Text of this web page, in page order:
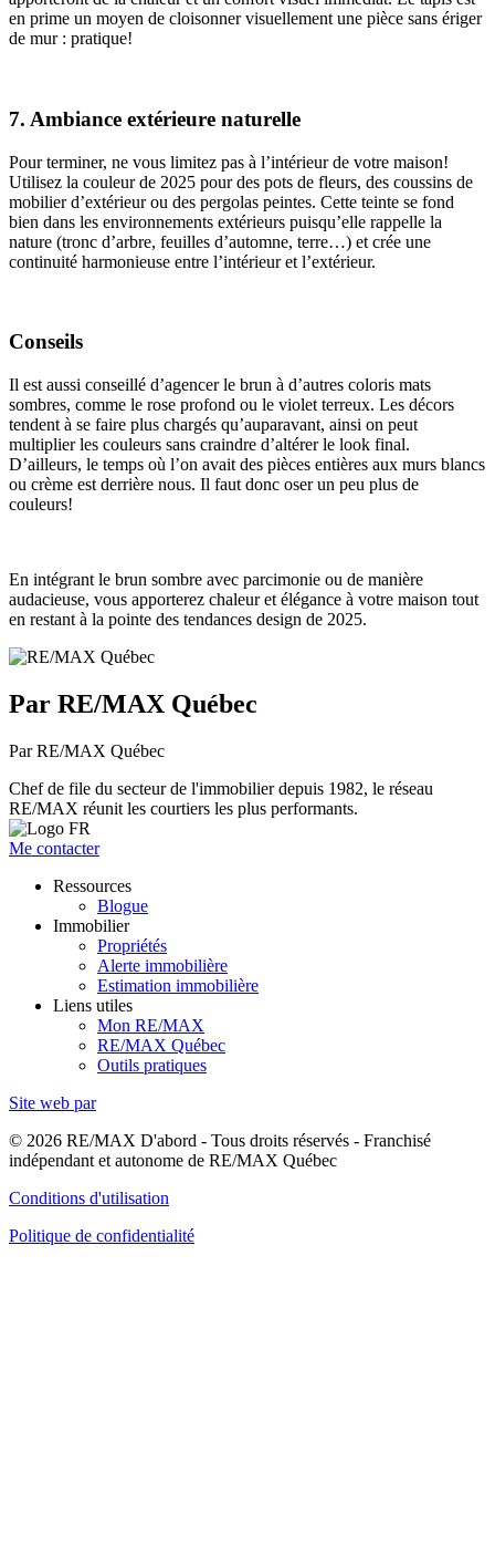
en prime un moyen de cloisonner visuellement une pièce sans ériger
de mur : pratique!
7. Ambiance extérieure naturelle
Pour terminer, ne vous limitez pas à l’intérieur de votre maison!
Utilisez la couleur de 2025 pour des pots de fleurs, des coussins de
mobilier d’extérieur ou des pergolas peintes. Cette teinte se fond
bien dans les environnements extérieurs puisqu’elle rappelle la
nature (tronc d’arbre, feuilles d’automne, terre…) et crée une
continuité harmonieuse entre l’intérieur et l’extérieur.
Conseils
Il est aussi conseillé d’agencer le brun à d’autres coloris mats
sombres, comme le rose profond ou le violet terreux. Les décors
tendent à se faire plus chargés qu’auparavant, ainsi on peut
multiplier les couleurs sans craindre d’altérer le look final.
D’ailleurs, le temps où l’on avait des pièces entières aux murs blancs
ou crème est derrière nous. Il faut donc oser un peu plus de
couleurs!
En intégrant le brun sombre avec parcimonie ou de manière
audacieuse, vous apporterez chaleur et élégance à votre maison tout
en restant à la pointe des tendances design de 2025.
Par RE/MAX Québec
Par RE/MAX Québec
Chef de file du secteur de l'immobilier depuis 1982, le réseau
RE/MAX réunit les courtiers les plus performants.
Me contacter
Ressources
Blogue
Immobilier
Propriétés
Alerte immobilière
Estimation immobilière
Liens utiles
Mon RE/MAX
RE/MAX Québec
Outils pratiques
Site web par
© 2026 RE/MAX D'abord - Tous droits réservés - Franchisé
indépendant et autonome de RE/MAX Québec
Conditions d'utilisation
Politique de confidentialité